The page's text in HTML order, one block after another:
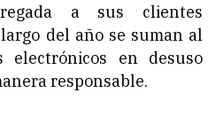
a sus clientes
del año se suman al
electrónicos en desuso
responsable.